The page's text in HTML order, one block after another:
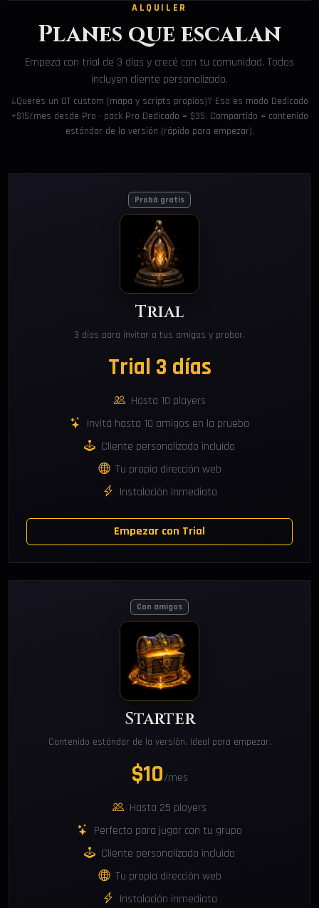
ALQUILER
Planes que escalan
Empezá con trial de 3 días y crecé con tu comunidad. Todos
incluyen cliente personalizado.
¿Querés un OT custom (mapa y scripts propios)? Eso es modo Dedicado
+$15/mes desde Pro · pack Pro Dedicado = $35. Compartido = contenido
estándar de la versión (rápido para empezar).
Probá gratis
Trial
3 días para invitar a tus amigos y probar.
Trial 3 días
Hasta 10 players
Invitá hasta 10 amigos en la prueba
Cliente personalizado incluido
Tu propia dirección web
Instalación inmediata
Empezar con Trial
Con amigos
Starter
Contenido estándar de la versión. Ideal para empezar.
$10/mes
Hasta 25 players
Perfecto para jugar con tu grupo
Cliente personalizado incluido
Tu propia dirección web
Instalación inmediata